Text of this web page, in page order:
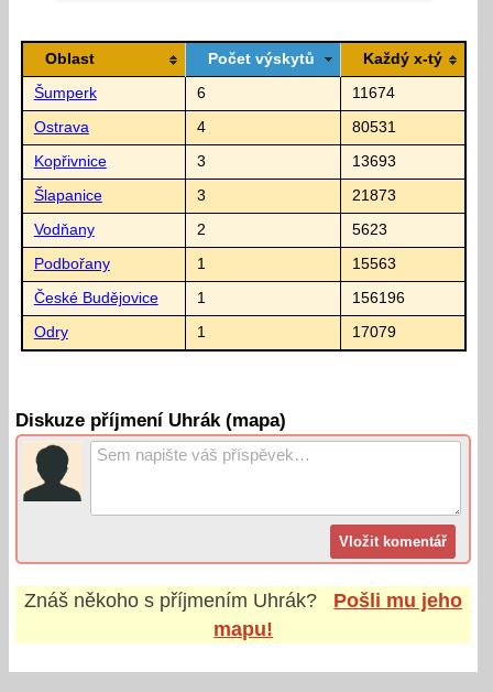
Oblast Počet výskytů Každý x-tý
Šumperk 6 11674
Ostrava 4 80531
Kopřivnice 3 13693
Šlapanice 3 21873
Vodňany 2 5623
Podbořany 1 15563
České Budějovice 1 156196
Odry 1 17079
Diskuze příjmení Uhrák (mapa)
Znáš někoho s příjmením Uhrák?
Pošli mu jeho
mapu!